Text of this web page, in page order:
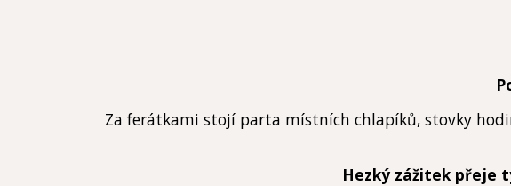
Za ferátkami stojí parta místních chlapíků, stovky
Hezký zážitek přeje